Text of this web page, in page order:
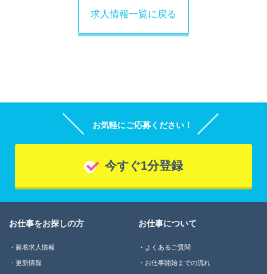
求人情報一覧に戻る
お気軽にご応募ください！
今すぐ1分登録
お仕事をお探しの方
新着求人情報
更新情報
お仕事について
よくあるご質問
お仕事開始までの流れ